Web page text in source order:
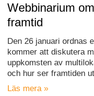
Webbinarium
framtid
Den 26 januari ordnas
kommer att diskutera
uppkomsten av
och hur ser framtiden
Läs mera »